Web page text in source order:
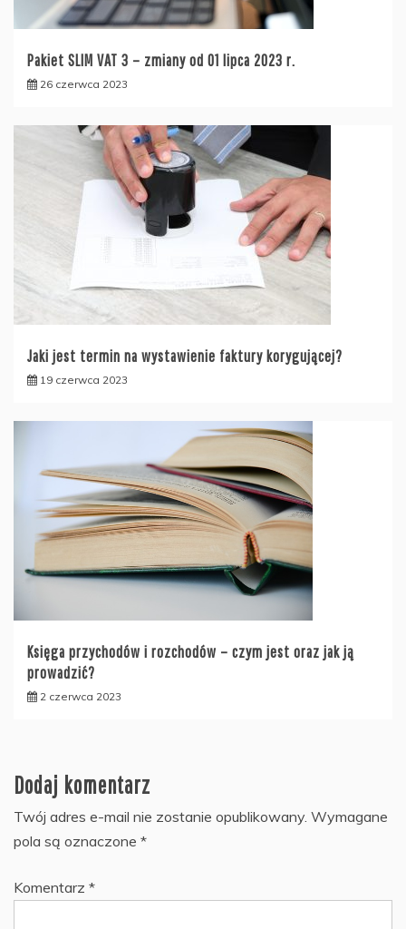
Pakiet SLIM VAT 3 – zmiany od 01 lipca 2023 r.
26 czerwca 2023
Jaki jest termin na wystawienie faktury korygującej?
19 czerwca 2023
Księga przychodów i rozchodów – czym jest oraz jak ją
prowadzić?
2 czerwca 2023
Dodaj komentarz
Twój adres e-mail nie zostanie opublikowany. Wymagane
pola są oznaczone *
Komentarz *